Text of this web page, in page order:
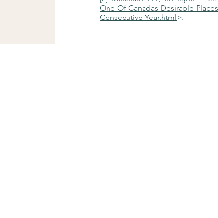
One-Of-Canadas-Desirable-
Consecutive-Year.html>.